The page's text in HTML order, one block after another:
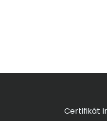
Certifikát